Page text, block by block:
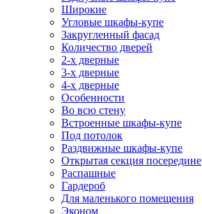
Широкие
Угловые шкафы-купе
Закругленный фасад
Количество дверей
2-х дверные
3-х дверные
4-х дверные
Особенности
Во всю стену
Встроенные шкафы-купе
Под потолок
Раздвижные шкафы-купе
Открытая секция посередине
Распашные
Гардероб
Для маленького помещения
Эконом